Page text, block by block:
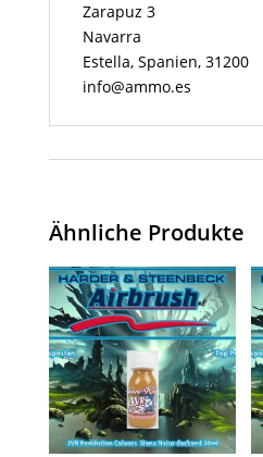
Zarapuz 3
Navarra
Estella, Spanien, 31200
info@ammo.es
Ähnliche Produkte